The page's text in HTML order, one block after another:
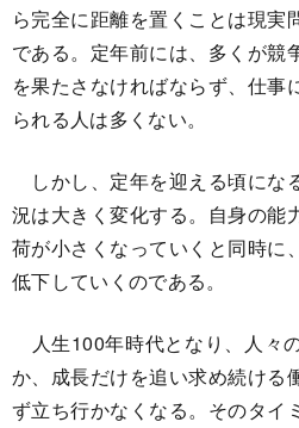
ら完全に距離を置くことは現実
である。定年前には、多くが競
を果たさなければならず、仕事
られる人は多くない。
しかし、定年を迎える頃にな
況は大きく変化する。自身の能
荷が小さくなっていくと同時に
低下していくのである。
人生100年時代となり、人々
か、成長だけを追い求め続ける
ず立ち行かなくなる。そのタイ